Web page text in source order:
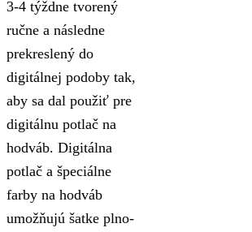
3-4 týždne tvorený
ručne a následne
prekreslený do
digitálnej podoby tak,
aby sa dal použiť pre
digitálnu potlač na
hodváb. Digitálna
potlač a špeciálne
farby na hodváb
umožňujú šatke plno-